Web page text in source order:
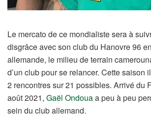
Le mercato de ce mondialiste sera à
disgrâce avec son club du Hanovre 96
allemande, le milieu de terrain
d’un club pour se relancer. Cette saison
2 rencontres sur 21 possibles. Arrivé du
août 2021, Gaël Ondouaa peu à peu
sein du club allemand.